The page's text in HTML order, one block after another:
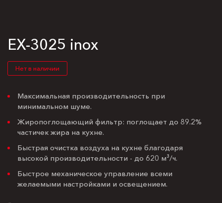
EX-3025 inox
Нет в наличии
Максимальная производительность при
минимальном шуме.
Жиропоглощающий фильтр: поглощает до 89.2%
частичек жира на кухне.
Быстрая очистка воздуха на кухне благодаря
высокой производительности - до 620 м³/ч.
Быстрое механическое управление всеми
желаемыми настройками и освещением.